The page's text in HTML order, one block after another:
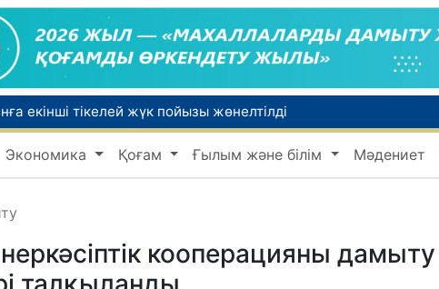
екінші тікелей жүк пойызы жөнелтілді
Адам саудасынан зардап шеккен азаматтар әлеуметтік қызметтермен қамтылады
Тарихи күн: Өзбекстанның «Самарқант-2028» жасанды серігі орбитаға сәтті шығарылды
қанша егіз сәби дүниеге келді?
Экономика Қоғам Ғылым және білім Мәдениет
кооперацияны дамыту